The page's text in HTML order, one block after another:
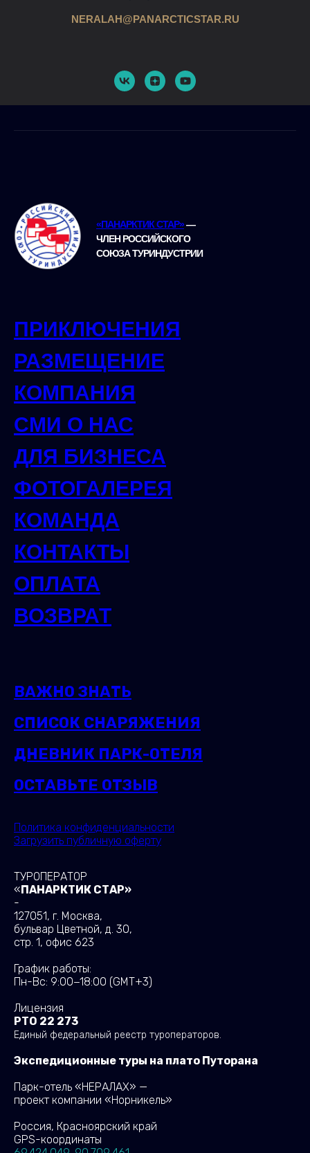
NERALAH@PANARCTICSTAR.RU
«ПАНАРКТИК СТАР»—
ЧЛЕН РОССИЙСКОГО
СОЮЗА ТУРИНДУСТРИИ
ПРИКЛЮЧЕНИЯ
РАЗМЕЩЕНИЕ
КОМПАНИЯ
СМИ О НАС
ДЛЯ БИЗНЕСА
ФОТОГАЛЕРЕЯ
КОМАНДА
КОНТАКТЫ
ОПЛАТА
ВОЗВРАТ
ВАЖНО ЗНАТЬ
СПИСОК СНАРЯЖЕНИЯ
ДНЕВНИК ПАРК-ОТЕЛЯ
ОСТАВЬТЕ ОТЗЫВ
Политика конфиденциальности
Загрузить публичную оферту
ТУРОПЕРАТОР
«ПАНАРКТИК СТАР»
-
127051, г. Москва,
бульвар Цветной, д. 30,
стр. 1, офис 623
График работы:
Пн-Вс: 9:00−18:00 (GMT+3)
Лицензия
РТО 22 273
Единый федеральный реестр туроператоров.
Экспедиционные туры на плато Путорана
Парк-отель «НЕРАЛАХ» —
проект компании «Норникель»
Россия, Красноярский край
GPS-координаты